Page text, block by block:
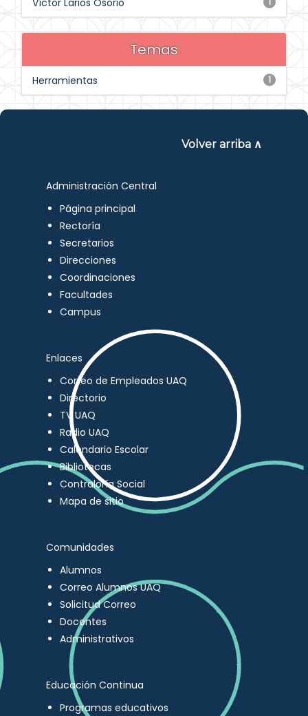
Víctor Larios Osorio
Temas
1
Herramientas
Volver arriba ∧
Administración Central
Página principal
Rectoría
Secretarios
Direcciones
Coordinaciones
Facultades
Campus
Enlaces
Correo de Empleados UAQ
Directorio
TV UAQ
Radio UAQ
Calendario Escolar
Bibliotecas
Contraloría Social
Mapa de sitio
Comunidades
Alumnos
Correo Alumnos UAQ
Solicitud Correo
Docentes
Administrativos
Educación Continua
Programas educativos